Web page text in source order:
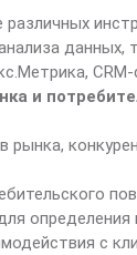
различных
данных,
и
рынка,
с